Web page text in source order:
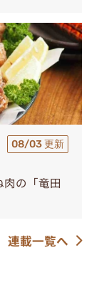
08/03 更新
の「竜田
連載一覧へ